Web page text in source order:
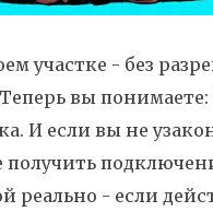
участке - без
вы понимаете:
И если вы не
реально - если